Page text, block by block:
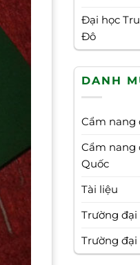
Đại học
Đô
DANH
Cẩm nang
Cẩm nang
Quốc
Tài liệu
Trường
Trường